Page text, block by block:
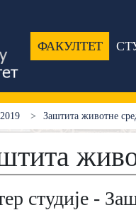
ФАКУЛТЕТ
Заштита животне
студије -